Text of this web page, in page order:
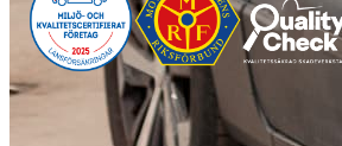
KGM Pickups
Fordonstyp
PickupTransportbilPersonbil